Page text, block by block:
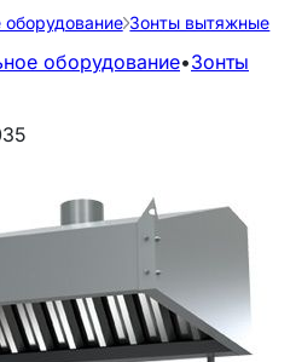
Зонты вытяжные
оборудование•Зонты